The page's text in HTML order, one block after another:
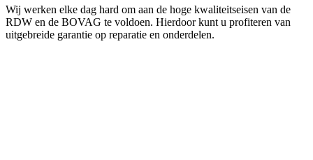
Wij werken elke dag hard om aan de hoge kwaliteitseisen van de
RDW en de BOVAG te voldoen. Hierdoor kunt u profiteren van
uitgebreide garantie op reparatie en onderdelen.